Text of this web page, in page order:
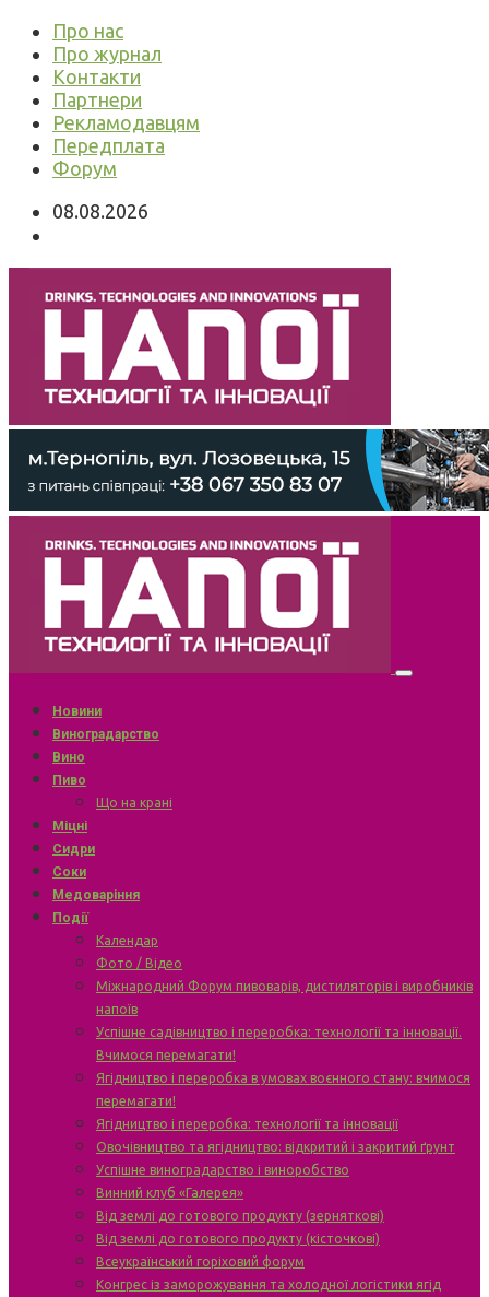
Про нас
Про журнал
Контакти
Партнери
Рекламодавцям
Передплата
Форум
08.08.2026
Новини
Виноградарство
Вино
Пиво
Що на крані
Міцні
Сидри
Соки
Медоваріння
Події
Календар
Фото / Відео
Міжнародний Форум пивоварів, дистиляторів і виробників
напоїв
Успішне садівництво і переробка: технології та інновації.
Вчимося перемагати!
Ягідництво і переробка в умовах воєнного стану: вчимося
перемагати!
Ягідництво і переробка: технології та інновації
Овочівництво та ягідництво: відкритий і закритий ґрунт
Успішне виноградарство і виноробство
Винний клуб «Галерея»
Від землі до готового продукту (зерняткові)
Від землі до готового продукту (кісточкові)
Всеукраїнський горіховий форум
Конгрес із заморожування та холодної логістики ягід